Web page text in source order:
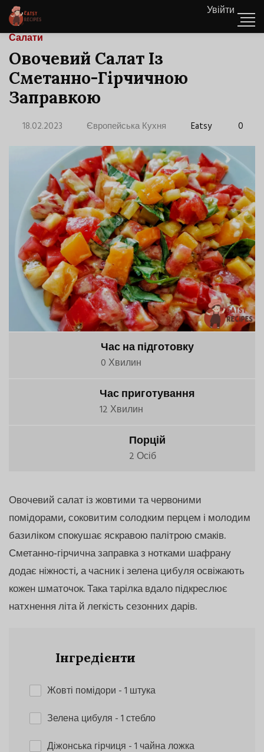
Увійти
Салати
Овочевий Салат Із
Сметанно-Гірчичною
Заправкою
18.02.2023 Європейська Кухня Eatsy 0
Час на підготовку
0 Хвилин
Час приготування
12 Хвилин
Порцій
2 Осіб
Овочевий салат із жовтими та червоними
помідорами, соковитим солодким перцем і молодим
базиліком спокушає яскравою палітрою смаків.
Сметанно-гірчична заправка з нотками шафрану
додає ніжності, а часник і зелена цибуля освіжають
кожен шматочок. Така тарілка вдало підкреслює
натхнення літа й легкість сезонних дарів.
Інгредієнти
Жовті помідори - 1 штука
Зелена цибуля - 1 стебло
Діжонська гірчиця - 1 чайна ложка